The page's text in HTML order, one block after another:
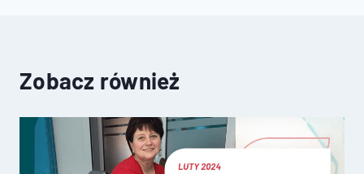
Zobacz również